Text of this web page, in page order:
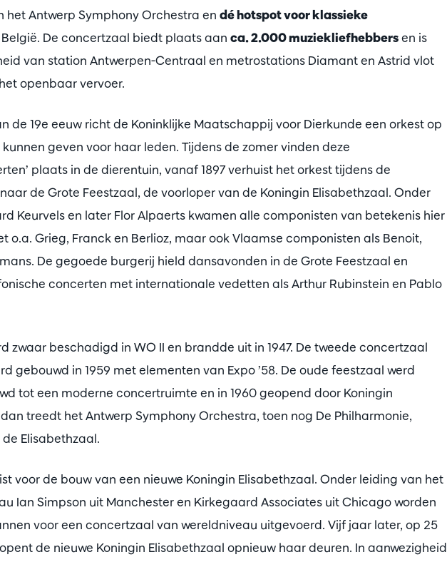
het Antwerp Symphony Orchestra en dé hotspot voor klassieke
België. De concertzaal biedt plaats aan ca. 2.000 muziekliefhebbersen is
van station Antwerpen-Centraal en metrostations Diamant en Astrid vlot
openbaar vervoer.
de 19e eeuw richt de Koninklijke Maatschappij voor Dierkunde een orkest op
geven voor haar leden. Tijdens de zomer vinden deze
plaats in de dierentuin, vanaf 1897 verhuist het orkest tijdens de
de Grote Feestzaal, de voorloper van de Koningin Elisabethzaal. Onder
Keurvels en later Flor Alpaerts kwamen alle componisten van betekenis hier
o.a. Grieg, Franck en Berlioz, maar ook Vlaamse componisten als Benoit,
De gegoede burgerij hield dansavonden in de Grote Feestzaal en
concerten met internationale vedetten als Arthur Rubinstein en Pablo
zwaar beschadigd in WO II en brandde uit in 1947. De tweede concertzaal
gebouwd in 1959 met elementen van Expo ’58. De oude feestzaal werd
tot een moderne concertruimte en in 1960 geopend door Koningin
treedt het Antwerp Symphony Orchestra, toen nog De Philharmonie,
Elisabethzaal.
voor de bouw van een nieuwe Koningin Elisabethzaal. Onder leiding van het
Ian Simpson uit Manchester en Kirkegaard Associates uit Chicago worden
voor een concertzaal van wereldniveau uitgevoerd. Vijf jaar later, op 25
de nieuwe Koningin Elisabethzaal opnieuw haar deuren. In aanwezigheid